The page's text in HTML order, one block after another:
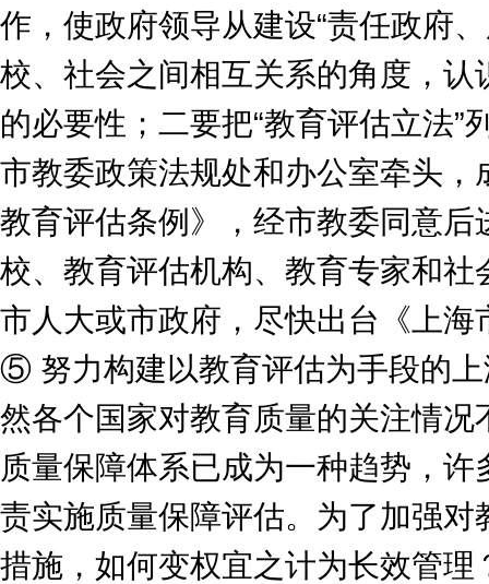
作，使政府领导从建设“责任政府
校、社会之间相互关系的角度，
的必要性；二要把“教育评估立法
市教委政策法规处和办公室牵头
教育评估条例》，经市教委同意
校、教育评估机构、教育专家和
市人大或市政府，尽快出台《上海
⑤ 努力构建以教育评估为手段的
然各个国家对教育质量的关注情
质量保障体系已成为一种趋势，
责实施质量保障评估。为了加强
措施，如何变权宜之计为长效管